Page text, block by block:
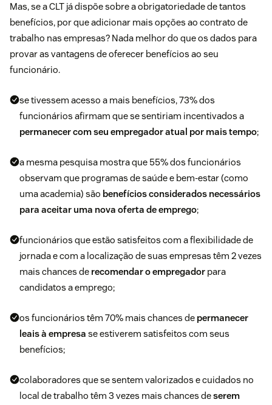
Mas, se a CLT já dispõe sobre a obrigatoriedade de tantos
benefícios, por que adicionar mais opções ao contrato de
trabalho nas empresas? Nada melhor do que os dados para
provar as vantagens de oferecer benefícios ao seu
funcionário.
se tivessem acesso a mais benefícios,73%dos
funcionários afirmam que se sentiriam incentivados a
permanecer com seu empregador atual por mais tempo;
a mesma pesquisa mostra que 55% dos funcionários
observam que programas de saúde e bem-estar (como
uma academia) são benefícios considerados necessários
para aceitar uma nova oferta de emprego;
funcionários que estão satisfeitos com a flexibilidade de
jornada e com a localização de suas empresas têm 2 vezes
mais chances de recomendar o empregador para
candidatos a emprego;
os funcionários têm 70% mais chances de permanecer
leais à empresa se estiverem satisfeitos com seus
benefícios;
colaboradores que se sentem valorizados e cuidados no
local de trabalho têm 3 vezes mais chances deserem